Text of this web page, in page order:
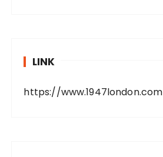
LINK
https://www.1947london.com